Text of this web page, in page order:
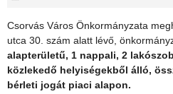
Csorvás Város Önkormányzata
utca 30. szám alatt lévő,
alapterületű, 1 nappali, 2
közlekedő helyiségekből álló,
bérleti jogát piaci alapon.